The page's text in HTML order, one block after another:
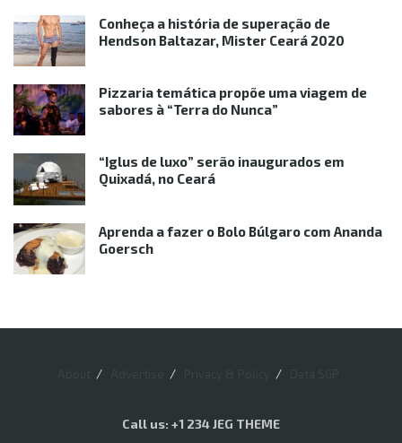
Conheça a história de superação de
Hendson Baltazar, Mister Ceará 2020
Pizzaria temática propõe uma viagem de
sabores à “Terra do Nunca”
“Iglus de luxo” serão inaugurados em
Quixadá, no Ceará
Aprenda a fazer o Bolo Búlgaro com Ananda
Goersch
Call us: +1 234 JEG THEME